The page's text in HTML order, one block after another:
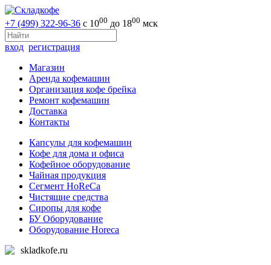
+7 (499) 322-96-36 с 1000 до 1800 мск
вход регистрация
Магазин
Аренда кофемашин
Организация кофе брейка
Ремонт кофемашин
Доставка
Контакты
Капсулы для кофемашин
Кофе для дома и офиса
Кофейное оборудование
Чайная продукция
Сегмент HoReCa
Чистящие средства
Сиропы для кофе
БУ Оборудование
Оборудование Horeca
skladkofe.ru